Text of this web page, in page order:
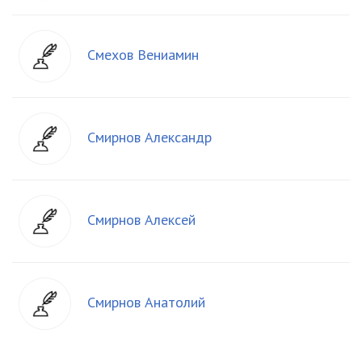
Смехов Вениамин
Смирнов Александр
Смирнов Алексей
Смирнов Анатолий